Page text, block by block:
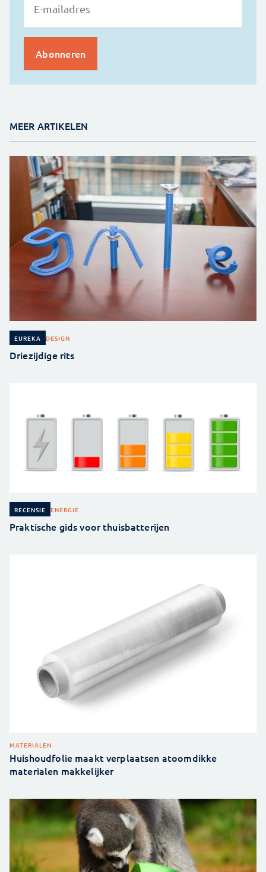
MEER ARTIKELEN
EUREKA DESIGN
Driezijdige rits
RECENSIE ENERGIE
Praktische gids voor thuisbatterijen
MATERIALEN
Huishoudfolie maakt verplaatsen atoomdikke
materialen makkelijker